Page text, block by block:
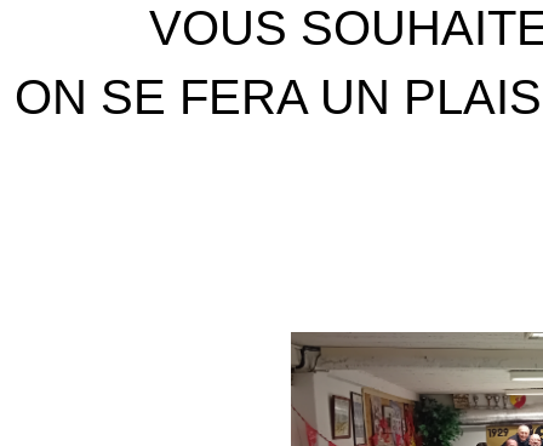
VOUS
ON SE FERA UN